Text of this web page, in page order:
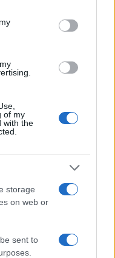
in below Google
of my
with the
storage
on web or
sent to
στο 0-0 με τη